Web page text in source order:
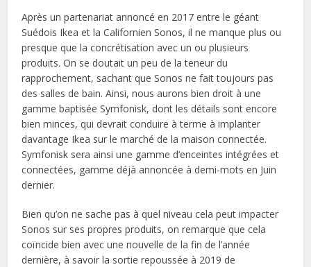
Après un partenariat annoncé en 2017 entre le géant
Suédois Ikea et la Californien Sonos, il ne manque plus ou
presque que la concrétisation avec un ou plusieurs
produits. On se doutait un peu de la teneur du
rapprochement, sachant que Sonos ne fait toujours pas
des salles de bain. Ainsi, nous aurons bien droit à une
gamme baptisée Symfonisk, dont les détails sont encore
bien minces, qui devrait conduire à terme à implanter
davantage Ikea sur le marché de la maison connectée.
Symfonisk sera ainsi une gamme d’enceintes intégrées et
connectées, gamme déjà annoncée à demi-mots en Juin
dernier.
Bien qu’on ne sache pas à quel niveau cela peut impacter
Sonos sur ses propres produits, on remarque que cela
coïncide bien avec une nouvelle de la fin de l’année
dernière, à savoir la sortie repoussée à 2019 de